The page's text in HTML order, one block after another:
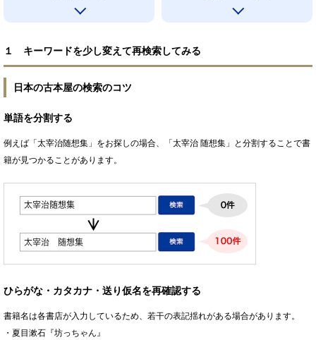
１ キーワードを少し変えて再検索してみる
日本の古本屋の検索のコツ
単語を分割する
例えば「太宰治随想集」をお探しの場合、「太宰治 随想集」と分割することで書
籍が見つかることがあります。
ひらがな・カタカナ・送り仮名を再確認する
書籍名は各書店が入力しているため、若干の表記揺れがある場合があります。
・夏目漱石『坊っちゃん』